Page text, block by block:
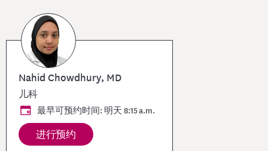
Nahid Chowdhury, MD
儿科
最早可预约时间: 明天 8:15 a.m.
进行预约